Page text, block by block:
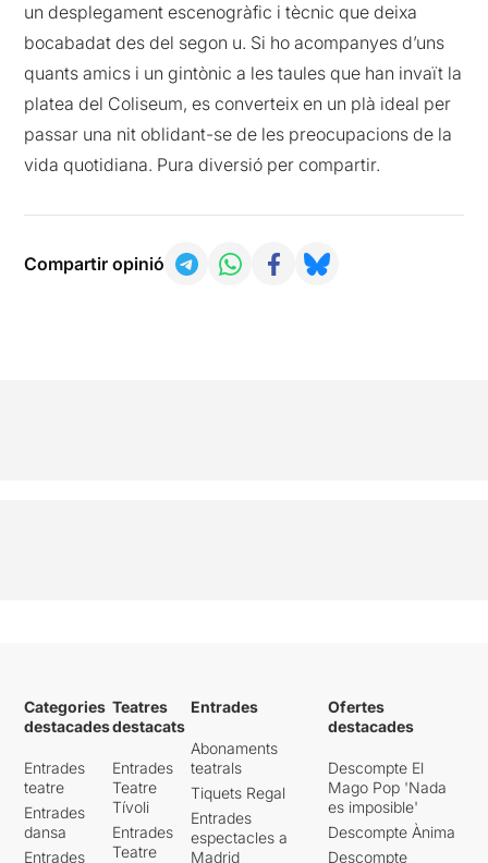
un desplegament escenogràfic i tècnic que deixa
bocabadat des del segon u. Si ho acompanyes d’uns
quants amics i un gintònic a les taules que han invaït la
platea del Coliseum, es converteix en un plà ideal per
passar una nit oblidant-se de les preocupacions de la
vida quotidiana. Pura diversió per compartir.
Compartir opinió
Categories
destacades
Entrades
teatre
Entrades
dansa
Entrades
Teatres
destacats
Entrades
Teatre
Tívoli
Entrades
Teatre
Entrades
Abonaments
teatrals
Tiquets Regal
Entrades
espectacles a
Madrid
Ofertes
destacades
Descompte El
Mago Pop 'Nada
es imposible'
Descompte Ànima
Descompte